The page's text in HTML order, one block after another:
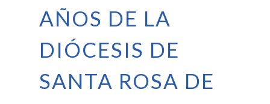
AÑOS DE LA
DIÓCESIS DE
SANTA ROSA DE